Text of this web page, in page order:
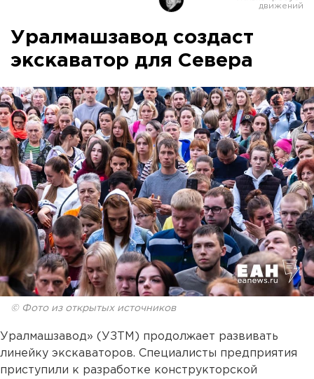
Уралмашзавод создаст
экскаватор для Севера
© Фото из открытых источников
Уралмашзавод» (УЗТМ) продолжает развивать
линейку экскаваторов. Специалисты предприятия
приступили к разработке конструкторской